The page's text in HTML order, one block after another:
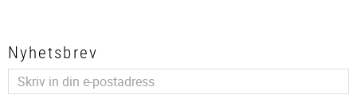
Nyhetsbrev